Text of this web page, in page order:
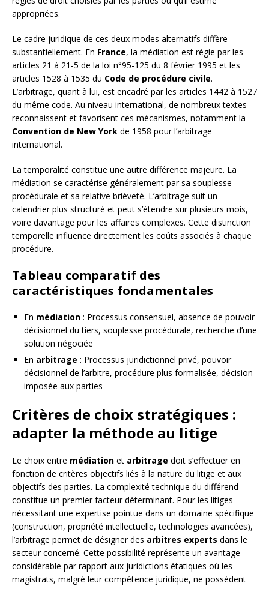
appropriées.
Le cadre juridique de ces deux modes alternatifs diffère
substantiellement. En France, la médiation est régie par les
articles 21 à 21-5 de la loi n°95-125 du 8 février 1995 et les
articles 1528 à 1535 du Code de procédure civile.
L’arbitrage, quant à lui, est encadré par les articles 1442 à 1527
du même code. Au niveau international, de nombreux textes
reconnaissent et favorisent ces mécanismes, notamment la
Convention de New York de 1958 pour l’arbitrage
international.
La temporalité constitue une autre différence majeure. La
médiation se caractérise généralement par sa souplesse
procédurale et sa relative brièveté. L’arbitrage suit un
calendrier plus structuré et peut s’étendre sur plusieurs mois,
voire davantage pour les affaires complexes. Cette distinction
temporelle influence directement les coûts associés à chaque
procédure.
Tableau comparatif des
caractéristiques fondamentales
En médiation : Processus consensuel, absence de pouvoir
décisionnel du tiers, souplesse procédurale, recherche d’une
solution négociée
En arbitrage : Processus juridictionnel privé, pouvoir
décisionnel de l’arbitre, procédure plus formalisée, décision
imposée aux parties
Critères de choix stratégiques :
adapter la méthode au litige
Le choix entre médiation et arbitrage doit s’effectuer en
fonction de critères objectifs liés à la nature du litige et aux
objectifs des parties. La complexité technique du différend
constitue un premier facteur déterminant. Pour les litiges
nécessitant une expertise pointue dans un domaine spécifique
(construction, propriété intellectuelle, technologies avancées),
l’arbitrage permet de désigner des arbitres experts dans le
secteur concerné. Cette possibilité représente un avantage
considérable par rapport aux juridictions étatiques où les
magistrats, malgré leur compétence juridique, ne possèdent